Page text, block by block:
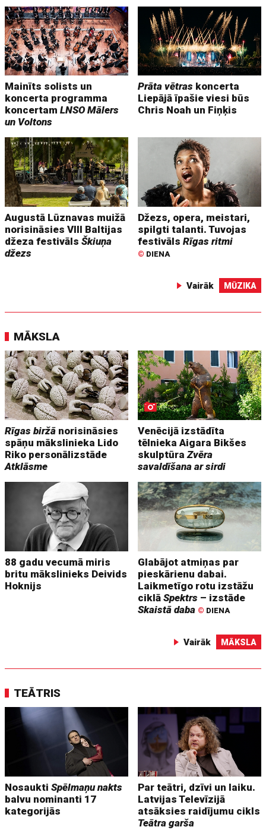
Mainīts solists un
koncerta programma
koncertamLNSO Mālers
un Voltons
Prāta vētras koncerta
Liepājā īpašie viesi būs
Chris Noah un Fiņķis
Augustā Lūznavas muižā
norisināsies VIII Baltijas
džeza festivālsŠkiuņa
džezs
Džezs, opera, meistari,
spilgti talanti. Tuvojas
festivālsRīgas ritmi
© DIENA
Vairāk MŪZIKA
MĀKSLA
Rīgas biržā norisināsies
spāņu mākslinieka Lido
Riko personālizstāde
Atklāsme
Venēcijā izstādīta
tēlnieka Aigara Bikšes
skulptūraZvēra
savaldīšana ar sirdi
88 gadu vecumā miris
britu mākslinieks Deivids
Hoknijs
Glabājot atmiņas par
pieskārienu dabai.
Laikmetīgo rotu izstāžu
ciklāSpektrs – izstāde
Skaistā daba © DIENA
Vairāk MĀKSLA
TEĀTRIS
NosauktiSpēlmaņu nakts
balvu nominanti 17
kategorijās
Par teātri, dzīvi un laiku.
Latvijas Televīzijā
atsāksies raidījumu cikls
Teātra garša